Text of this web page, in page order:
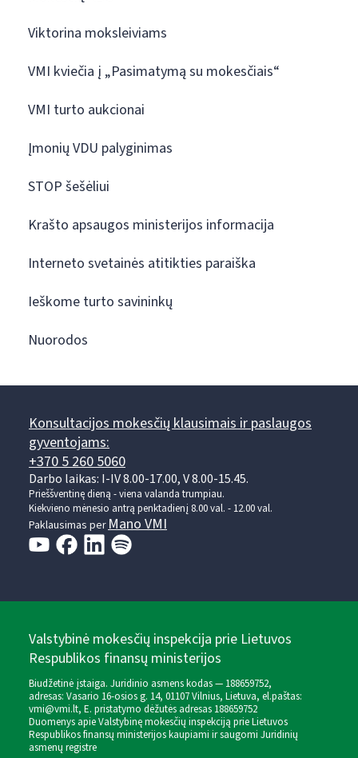
Viktorina moksleiviams
VMI kviečia į „Pasimatymą su mokesčiais“
VMI turto aukcionai
Įmonių VDU palyginimas
STOP šešėliui
Krašto apsaugos ministerijos informacija
Interneto svetainės atitikties paraiška
Ieškome turto savininkų
Nuorodos
Konsultacijos mokesčių klausimais ir paslaugos
gyventojams:
+370 5 260 5060
Darbo laikas: I-IV 8.00-17.00, V 8.00-15.45.
Prieššventinę dieną - viena valanda trumpiau.
Kiekvieno mėnesio antrą penktadienį 8.00 val. - 12.00 val.
Paklausimas perMano VMI
Valstybinė mokesčių inspekcija prie Lietuvos
Respublikos finansų ministerijos
Biudžetinė įstaiga. Juridinio asmens kodas — 188659752,
adresas: Vasario 16-osios g. 14, 01107 Vilnius, Lietuva, el.paštas:
vmi@vmi.lt, E. pristatymo dėžutės adresas 188659752
Duomenys apie Valstybinę mokesčių inspekciją prie Lietuvos
Respublikos finansų ministerijos kaupiami ir saugomi Juridinių
asmenų registre